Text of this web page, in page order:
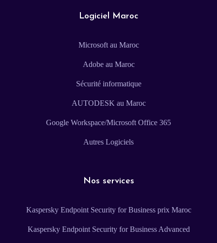
Logiciel Maroc
Microsoft au Maroc
Adobe au Maroc
Sécurité informatique
AUTODESK au Maroc
Google Workspace/Microsoft Office 365
Autres Logiciels
Nos services
Kaspersky Endpoint Security for Business prix Maroc
Kaspersky Endpoint Security for Business Advanced